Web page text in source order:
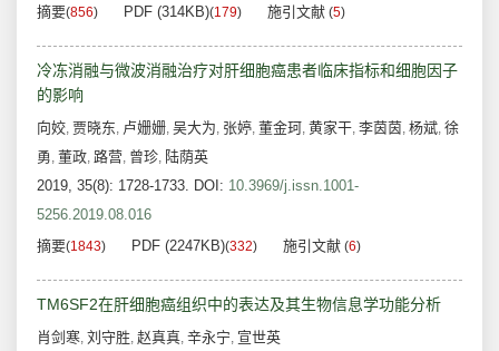
摘要(856) PDF (314KB)(179) 施引文献 (5)
冷冻消融与微波消融治疗对肝细胞癌患者临床指标和细胞因子
的影响
向姣, 贾晓东, 卢姗姗, 吴大为, 张婷, 董金珂, 黄家干, 李茵茵, 杨斌, 徐
勇, 董政, 路营, 曾珍, 陆荫英
2019, 35(8): 1728-1733. DOI: 10.3969/j.issn.1001-
5256.2019.08.016
摘要(1843) PDF (2247KB)(332) 施引文献 (6)
TM6SF2在肝细胞癌组织中的表达及其生物信息学功能分析
肖剑寒, 刘守胜, 赵真真, 辛永宁, 宣世英